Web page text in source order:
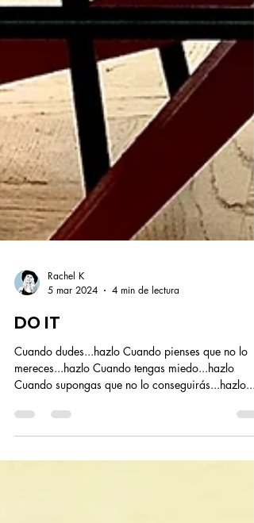
5 mar 2024
DO IT
Cuando dudes...hazlo Cuando pienses que no lo
Cuando supongas que no lo conseguirás...hazlo...